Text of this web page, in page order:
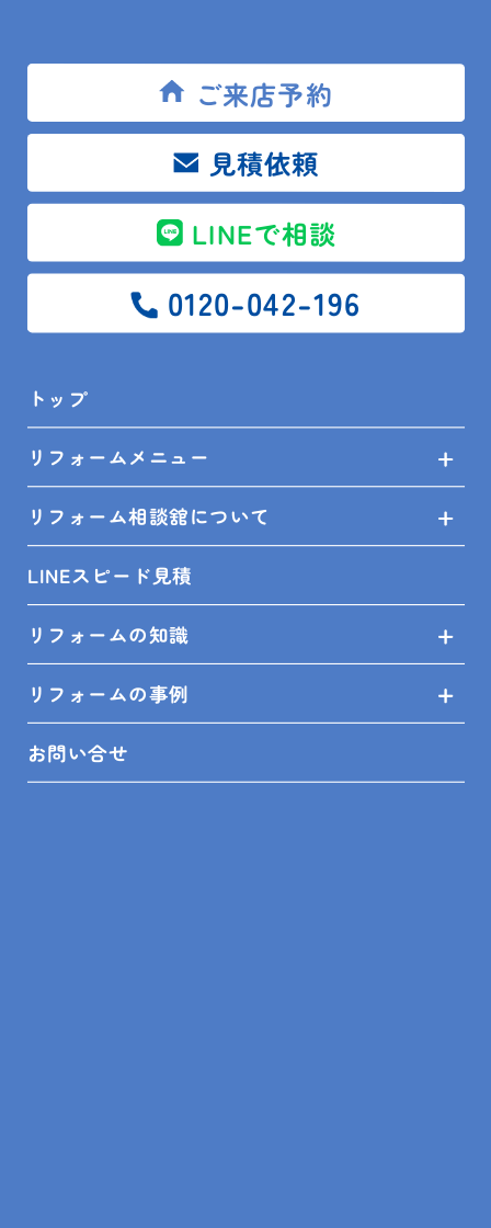
トップ
リフォームメニュー
リフォーム相談舘について
LINEスピード見積
リフォームの知識
リフォームの事例
お問い合せ
ご来店予約
見積依頼
LINEで相談
0120-042-196
リフォームメニュー
リフォーム相談舘について
LINEスピード見積
リフォームの知識
リフォームの事例
ショールーム来店予約
無料見積依頼
お問い合せ
プライバシーポリシー